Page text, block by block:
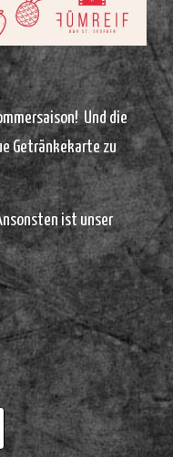
Und die
Getränkekarte zu
ist unser